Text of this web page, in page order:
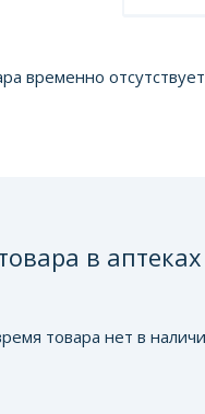
временно
в аптеках
товара нет в